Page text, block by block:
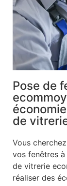
Pose de
de
Vous
vos fenêtres
de vitrerie
réaliser des